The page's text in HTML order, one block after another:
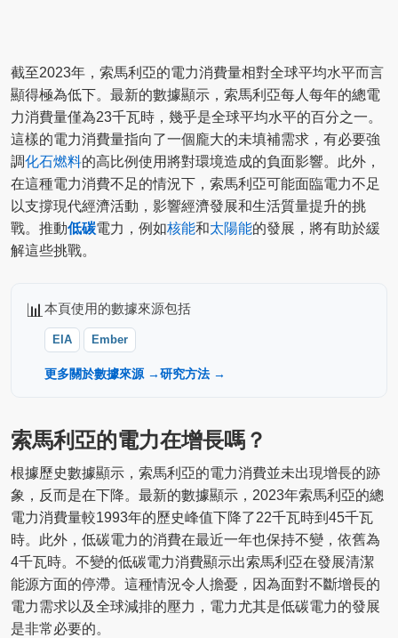
截至2023年，索馬利亞的電力消費量相對全球平均水平而言
顯得極為低下。最新的數據顯示，索馬利亞每人每年的總電
力消費量僅為23千瓦時，幾乎是全球平均水平的百分之一。
這樣的電力消費量指向了一個龐大的未填補需求，有必要強
調化石燃料的高比例使用將對環境造成的負面影響。此外，
在這種電力消費不足的情況下，索馬利亞可能面臨電力不足
以支撐現代經濟活動，影響經濟發展和生活質量提升的挑
戰。推動低碳電力，例如核能和太陽能的發展，將有助於緩
解這些挑戰。
📊 本頁使用的數據來源包括
EIA Ember
更多關於數據來源 →研究方法 →
索馬利亞的電力在增長嗎？
根據歷史數據顯示，索馬利亞的電力消費並未出現增長的跡
象，反而是在下降。最新的數據顯示，2023年索馬利亞的總
電力消費量較1993年的歷史峰值下降了22千瓦時到45千瓦
時。此外，低碳電力的消費在最近一年也保持不變，依舊為
4千瓦時。不變的低碳電力消費顯示出索馬利亞在發展清潔
能源方面的停滯。這種情況令人擔憂，因為面對不斷增長的
電力需求以及全球減排的壓力，電力尤其是低碳電力的發展
是非常必要的。